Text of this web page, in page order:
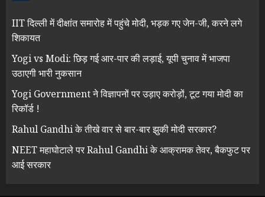
IIT दिल्ली में दीक्षांत समारोह में पहुंचे मोदी, भड़क गए जेन-जी, करने लगे
शिकायत
Yogi vs Modi: छिड़ गई आर-पार की लड़ाई, यूपी चुनाव में भाजपा
उठाएगी भारी नुकसान
Yogi Government ने विज्ञापनों पर उड़ाए करोड़ों, टूट गया मोदी का
रिकॉर्ड !
Rahul Gandhi के तीखे वार से बार-बार झुकी मोदी सरकार?
NEET महाघोटाले पर Rahul Gandhi के आक्रामक तेवर, बैकफुट पर
आई सरकार